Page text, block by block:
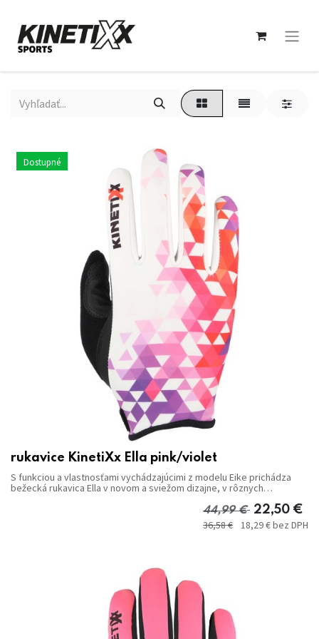
Dostupné
rukavice KinetiXx Ella pink/violet
S funkciou a vlastnosťami vychádzajúcimi z modelu Eike prichádza
bežecká rukavica Ella v novom a sviežom dizajne, v rôznych
44,99€ 22,50 €
36,58€ 18,29€bez DPH